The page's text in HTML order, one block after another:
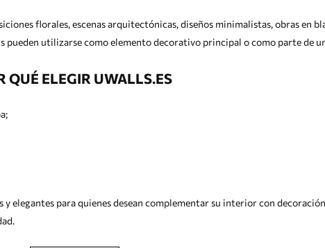
florales, escenas arquitectónicas, diseños minimalistas, obras en
utilizarse como elemento decorativo principal o como parte de
QUÉ ELEGIR UWALLS.ES
elegantes para quienes desean complementar su interior con